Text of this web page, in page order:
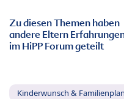
Zu diesen Themen haben
andere Eltern
im HiPP Forum geteilt
Kinderwunsch &